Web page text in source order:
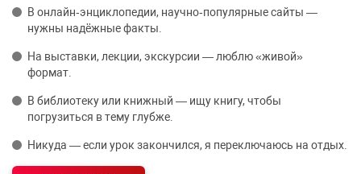
В онлайн‑энциклопедии, научно‑популярные сайты —
нужны надёжные факты.
На выставки, лекции, экскурсии — люблю «живой»
формат.
В библиотеку или книжный — ищу книгу, чтобы
погрузиться в тему глубже.
Никуда — если урок закончился, я переключаюсь на отдых.